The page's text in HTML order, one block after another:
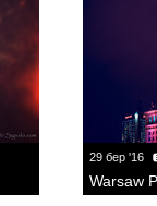
29 бер '16